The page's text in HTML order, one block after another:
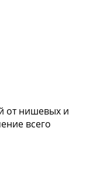
от нишевых и
всего